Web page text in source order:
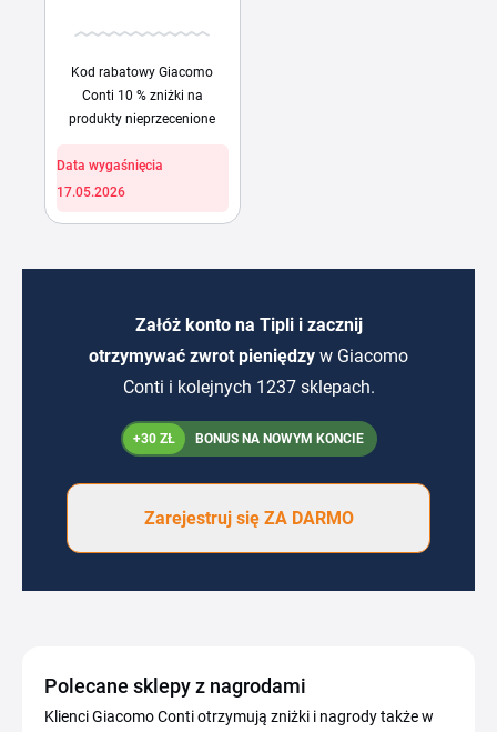
Kod rabatowy Giacomo
Conti 10 % zniżki na
produkty nieprzecenione
Data wygaśnięcia
17.05.2026
Załóż konto na Tipli i zacznij
otrzymywać zwrot pieniędzy w Giacomo
Conti i kolejnych 1237 sklepach.
+30 ZŁ BONUS NA NOWYM KONCIE
Zarejestruj się ZA DARMO
Polecane sklepy z nagrodami
Klienci Giacomo Conti otrzymują zniżki i nagrody także w